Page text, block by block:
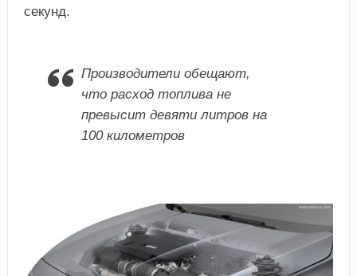
секунд.
Производители обещают,
что расход топлива не
превысит девяти литров на
100 километров